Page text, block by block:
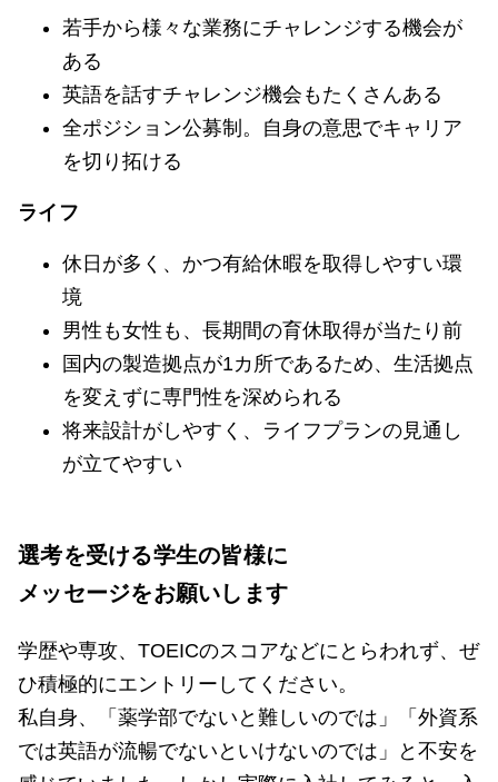
若手から様々な業務にチャレンジする機会が
ある
英語を話すチャレンジ機会もたくさんある
全ポジション公募制。自身の意思でキャリア
を切り拓ける
ライフ
休日が多く、かつ有給休暇を取得しやすい環
境
男性も女性も、長期間の育休取得が当たり前
国内の製造拠点が1カ所であるため、生活拠点
を変えずに専門性を深められる
将来設計がしやすく、ライフプランの見通し
が立てやすい
選考を受ける学生の皆様に
メッセージをお願いします
学歴や専攻、TOEICのスコアなどにとらわれず、ぜ
ひ積極的にエントリーしてください。
私自身、「薬学部でないと難しいのでは」「外資系
では英語が流暢でないといけないのでは」と不安を